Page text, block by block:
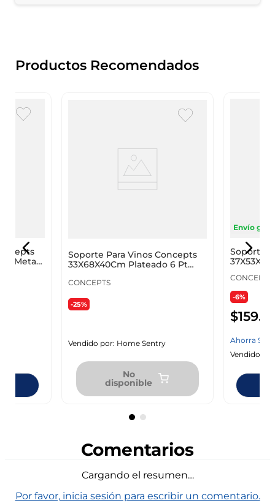
Productos Recomendados
Pt Metal
Soporte Para Vinos Concepts
33X68X40Cm Plateado 6 Pt
CONCEPTS
-25%
Vendido por: Home Sentry
No
disponible
Envío
Soporte
CONCEPTS
-6%
$159.
Ahorra$
Vendido
Comentarios
Cargando el resumen…
Por favor, inicia sesión para escribir un comentario.